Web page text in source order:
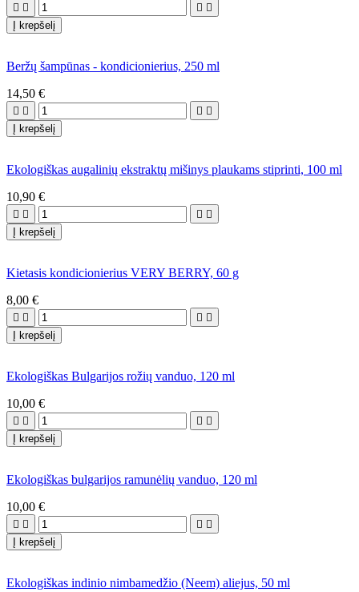
   
Į krepšelį
Beržų šampūnas - kondicionierius, 250 ml
14,50 €
   
Į krepšelį
Ekologiškas augalinių ekstraktų mišinys plaukams stiprinti, 100 ml
10,90 €
   
Į krepšelį
Kietasis kondicionierius VERY BERRY, 60 g
8,00 €
   
Į krepšelį
Ekologiškas Bulgarijos rožių vanduo, 120 ml
10,00 €
   
Į krepšelį
Ekologiškas bulgarijos ramunėlių vanduo, 120 ml
10,00 €
   
Į krepšelį
Ekologiškas indinio nimbamedžio (Neem) aliejus, 50 ml